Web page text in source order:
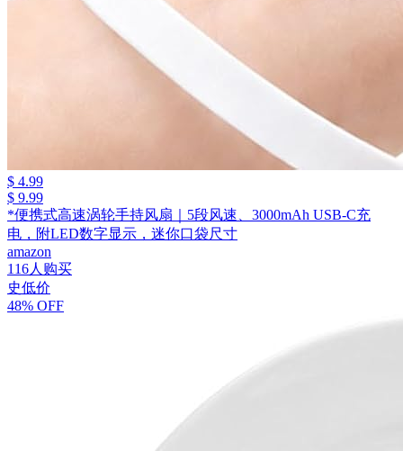
$ 4.99
$ 9.99
*便携式高速涡轮手持风扇｜5段风速、3000mAh USB-C充
电，附LED数字显示，迷你口袋尺寸
amazon
116人购买
史低价
48% OFF